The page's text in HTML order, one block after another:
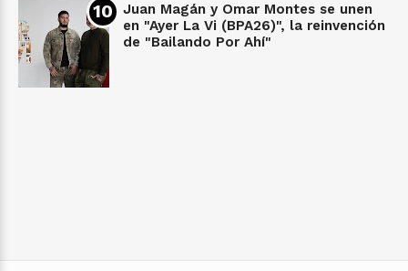
Juan Magán y Omar Montes se unen
en "Ayer La Vi (BPA26)", la reinvención
de "Bailando Por Ahí"